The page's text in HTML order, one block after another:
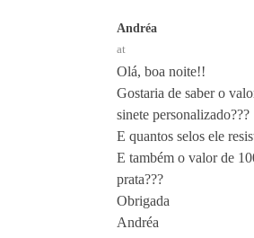
Andréa
at
Olá, boa noite!!
Gostaria de saber o
sinete personalizado???
E quantos selos ele
E também o valor de
prata???
Obrigada
Andréa